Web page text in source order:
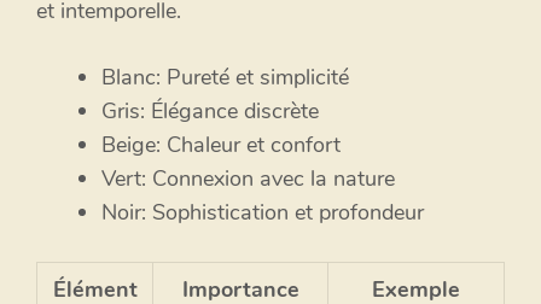
et intemporelle.
Blanc: Pureté et simplicité
Gris: Élégance discrète
Beige: Chaleur et confort
Vert: Connexion avec la nature
Noir: Sophistication et profondeur
Élément Importance Exemple